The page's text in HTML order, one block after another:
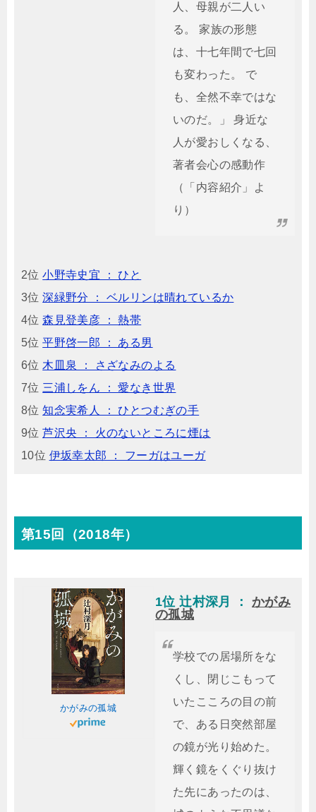
人、母親が二人い
る。 家族の形態
は、十七年間で七回
も変わった。 で
も、全然不幸ではな
いのだ。」 身近な
人が愛おしくなる、
著者会心の感動作
（「内容紹介」よ
り）
2位小野寺史宜 ： ひと
3位深緑野分 ： ベルリンは晴れているか
4位森見登美彦 ： 熱帯
5位平野啓一郎 ： ある男
6位 木皿泉 ： さざなみのよる
7位 三浦しをん ： 愛なき世界
8位知念実希人 ： ひとつむぎの手
9位芦沢央 ： 火のないところに煙は
10位 伊坂幸太郎 ： フーガはユーガ
第15回（2018年）
かがみの孤城
1位 辻村深月 ： かがみ
の孤城
学校での居場所をな
くし、閉じこもって
いたこころの目の前
で、ある日突然部屋
の鏡が光り始めた。
輝く鏡をくぐり抜け
た先にあったのは、